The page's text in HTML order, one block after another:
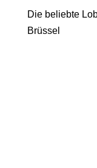
Die beliebte
Brüssel